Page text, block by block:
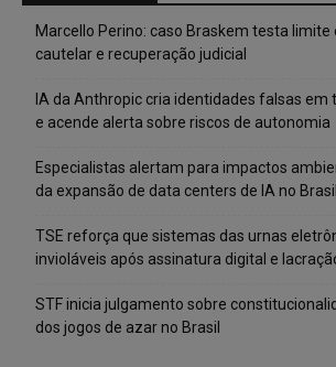
Marcello Perino: caso Braskem testa limite
cautelar e recuperação judicial
IA da Anthropic cria identidades falsas em
e acende alerta sobre riscos de autonomia
Especialistas alertam para impactos
da expansão de data centers de IA no Brasil
TSE reforça que sistemas das urnas
invioláveis após assinatura digital e
STF inicia julgamento sobre
dos jogos de azar no Brasil